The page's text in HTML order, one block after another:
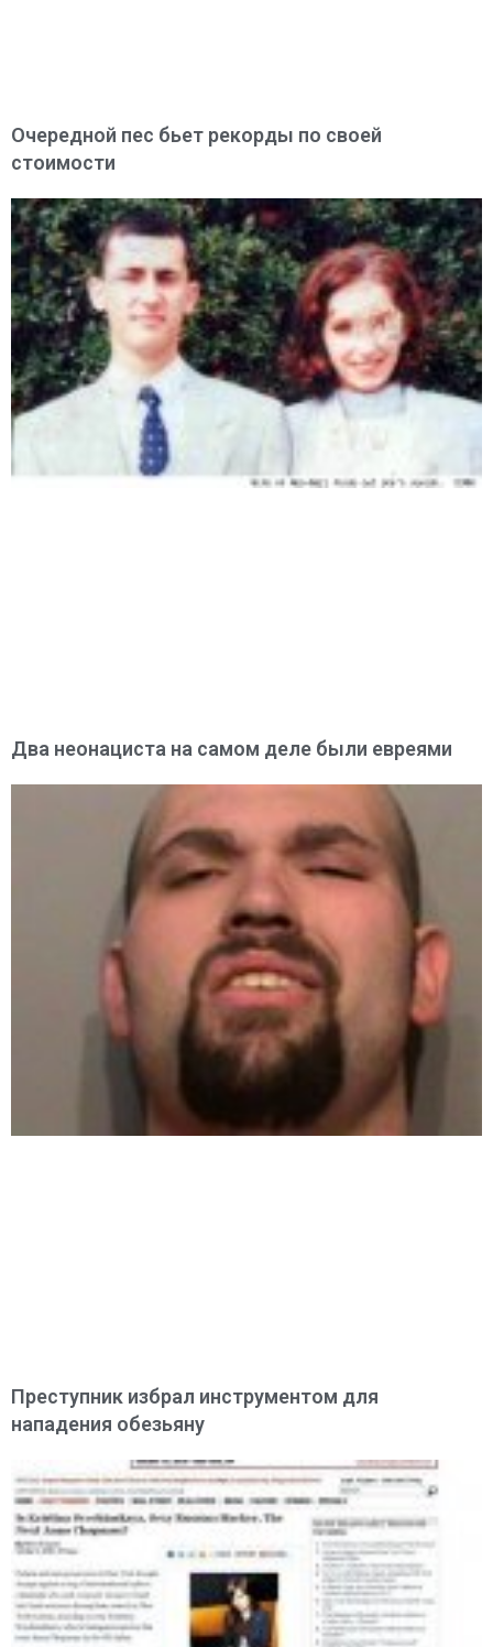
Очередной пес бьет рекорды по своей
стоимости
Два неонациста на самом деле были евреями
Преступник избрал инструментом для
нападения обезьяну